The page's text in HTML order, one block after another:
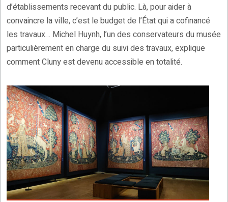
d’établissements recevant du public. Là, pour aider à
convaincre la ville, c’est le budget de l’État qui a cofinancé
les travaux… Michel Huynh, l’un des conservateurs du musée
particulièrement en charge du suivi des travaux, explique
comment Cluny est devenu accessible en totalité.